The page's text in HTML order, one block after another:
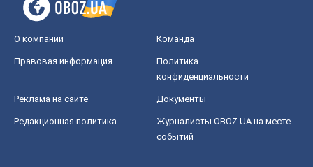
О компании Команда
Правовая информация
Политика
конфиденциальности
Реклама на сайте Документы
Редакционная политика
Журналисты OBOZ.UA на месте
событий